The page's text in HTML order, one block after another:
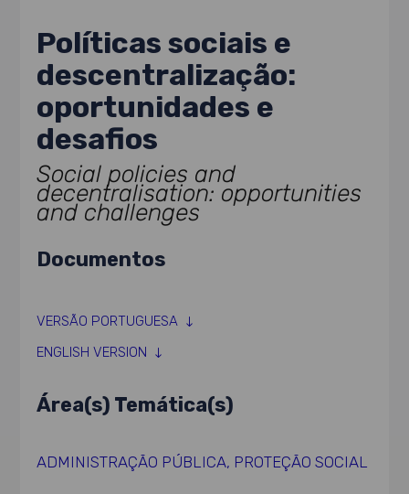
Políticas sociais e
descentralização:
oportunidades e
desafios
Social policies and
decentralisation: opportunities
and challenges
Documentos
VERSÃO PORTUGUESA
ENGLISH VERSION
Área(s) Temática(s)
ADMINISTRAÇÃO PÚBLICA, PROTEÇÃO SOCIAL